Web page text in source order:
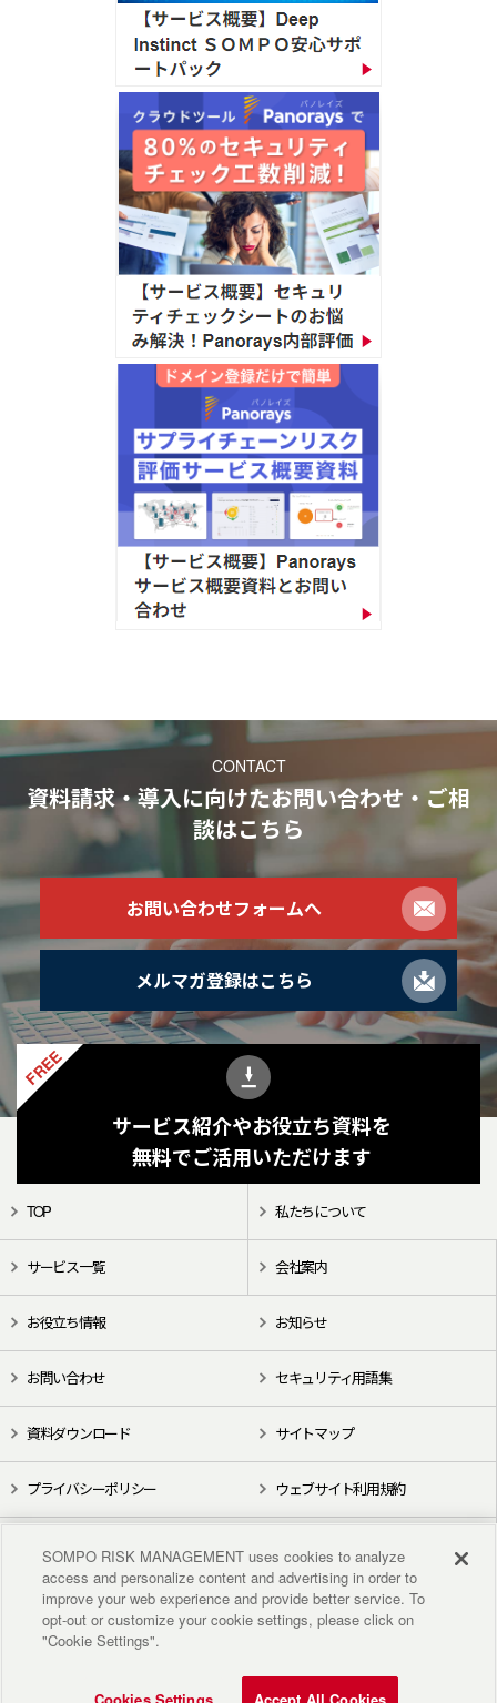
CONTACT
資料請求・導入に向けたお問い合わせ・ご相
談はこちら
お問い合わせフォームへ
メルマガ登録はこちら
FREE
サービス紹介やお役立ち資料を
無料でご活用いただけます
TOP 私たちについて
サービス一覧 会社案内
お役立ち情報 お知らせ
お問い合わせ セキュリティ用語集
資料ダウンロード サイトマップ
プライバシーポリシー ウェブサイト利用規約
X（旧Twitter） YouTube
SOMPO RISK MANAGEMENT uses cookies to analyze
access and personalize content and advertising in order to
improve your web experience and provide better service. To
opt-out or customize your cookie settings, please click on
"Cookie Settings".